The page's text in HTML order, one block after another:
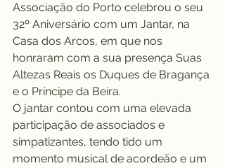
Associação do Porto celebrou o seu
32º Aniversário com um Jantar, na
Casa dos Arcos, em que nos
honraram com a sua presença Suas
Altezas Reais os Duques de Bragança
e o Príncipe da Beira.
O jantar contou com uma elevada
participação de associados e
simpatizantes, tendo tido um
momento musical de acordeão e um